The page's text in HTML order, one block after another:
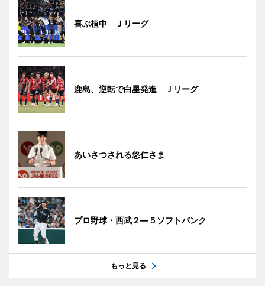
喜ぶ植中 Ｊリーグ
鹿島、逆転で白星発進 Ｊリーグ
あいさつされる悠仁さま
プロ野球・西武２―５ソフトバンク
もっと見る